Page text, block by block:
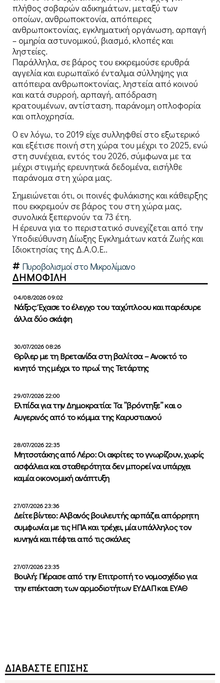
πλήθος σοβαρών αδικημάτων, μεταξύ των
οποίων, ανθρωποκτονία, απόπειρες
ανθρωποκτονίας, εγκληματική οργάνωση, αρπαγή
– ομηρία αστυνομικού, βιασμό, κλοπές και
ληστείες.
Παράλληλα, σε βάρος του εκκρεμούσε ερυθρά
αγγελία και ευρωπαϊκό ένταλμα σύλληψης για
απόπειρα ανθρωποκτονίας, ληστεία από κοινού
και κατά συρροή, αρπαγή, απόδραση
κρατουμένων, αντίσταση, παράνομη οπλοφορία
και οπλοχρησία.
Ο εν λόγω, το 2019 είχε συλληφθεί στο εξωτερικό
και εξέτισε ποινή στη χώρα του μέχρι το 2025, ενώ
στη συνέχεια, εντός του 2026, σύμφωνα με τα
μέχρι στιγμής ερευνητικά δεδομένα, εισήλθε
παράνομα στη χώρα μας.
Σημειώνεται ότι, οι ποινές φυλάκισης και κάθειρξης
που εκκρεμούν σε βάρος του στη χώρα μας,
συνολικά ξεπερνούν τα 73 έτη.
Η έρευνα για το περιστατικό συνεχίζεται από την
Υποδιεύθυνση Δίωξης Εγκλημάτων κατά Ζωής και
Ιδιοκτησίας της Δ.Α.Ο.Ε..
Πυροβολισμοί στο Μικρολίμανο
ΔΗΜΟΦΙΛΗ
04/08/2026 09:02
Νάξος: Έχασε το έλεγχο του ταχύπλοου και παρέσυρε
άλλα δύο σκάφη
30/07/2026 08:26
Θρίλερ με τη Βρετανίδα στη βαλίτσα – Ανοικτό το
κινητό της μέχρι το πρωί της Τετάρτης
29/07/2026 22:00
Ελπίδα για την Δημοκρατία: Τα ”βρόντηξε” και ο
Αυγερινός από το κόμμα της Καρυστιανού
28/07/2026 22:35
Μητσοτάκης από Λέρο: Οι ακρίτες το γνωρίζουν, χωρίς
ασφάλεια και σταθερότητα δεν μπορεί να υπάρχει
καμία οικονομική ανάπτυξη
27/07/2026 23:36
Δείτε βίντεο: Αλβανός βουλευτής αρπάζει απόρρητη
συμφωνία με τις ΗΠΑ και τρέχει, μία υπάλληλος τον
κυνηγά και πέφτει από τις σκάλες
27/07/2026 23:35
Βουλή: Πέρασε από την Επιτροπή το νομοσχέδιο για
την επέκταση των αρμοδιοτήτων ΕΥΔΑΠ και ΕΥΑΘ
ΔΙΑΒΑΣΤΕ ΕΠΙΣΗΣ